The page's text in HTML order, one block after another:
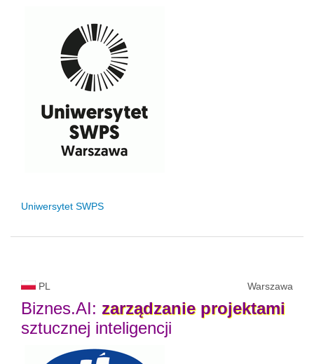
Uniwersytet SWPS
PL Warszawa
Biznes.AI: zarządzanie projektami
sztucznej inteligencji